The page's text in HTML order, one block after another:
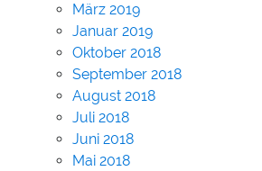
März 2019
Januar 2019
Oktober 2018
September 2018
August 2018
Juli 2018
Juni 2018
Mai 2018